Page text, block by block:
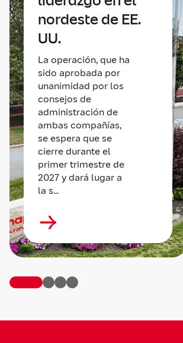
nordeste de EE.
UU.
La operación, que ha
sido aprobada por
unanimidad por los
consejos de
administración de
ambas compañías,
se espera que se
cierre durante el
primer trimestre de
2027 y dará lugar a
la s...